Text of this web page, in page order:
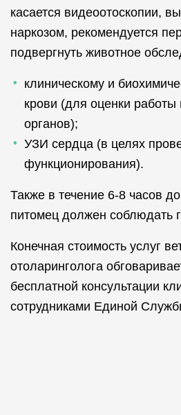
касается видеоотоскопии,
наркозом, рекомендуется
подвергнуть животное
клиническому и
крови (для оценки работы
органов);
УЗИ сердца (в целях
функционирования).
Также в течение 6-8 часов
питомец должен соблюдать
Конечная стоимость услуг
отоларинголога
бесплатной консультации
сотрудниками Единой